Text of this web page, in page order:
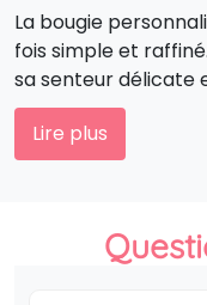
La bougie
fois simple et
sa senteur délicate
bureau, une table
rappelle
une impression
mémorable
Lire plus